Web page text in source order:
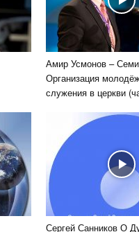
Амир Усмонов –
Организация
служения в церкви
Сергей Санников О